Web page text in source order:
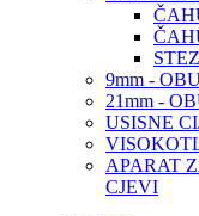
9mm -
21mm -
USISNE
APARAT
CJEVI